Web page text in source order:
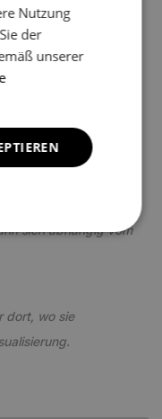
sich abhängig vom
dort, wo sie
Nutzung
der
unserer